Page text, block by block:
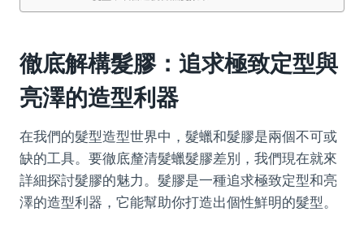
徹底解構髮膠：追求極致定型與
亮澤的造型利器
在我們的髮型造型世界中，髮蠟和髮膠是兩個不可或
缺的工具。要徹底釐清髮蠟髮膠差別，我們現在就來
詳細探討髮膠的魅力。髮膠是一種追求極致定型和亮
澤的造型利器，它能幫助你打造出個性鮮明的髮型。